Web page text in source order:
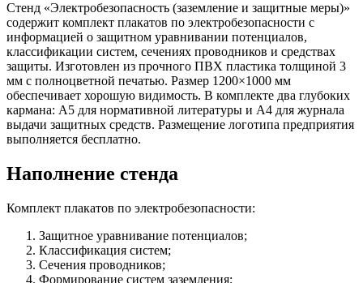
Стенд «Электробезопасность (заземление и защитные меры)»
содержит комплект плакатов по электробезопасности с
информацией о защитном уравнивании потенциалов,
классификации систем, сечениях проводников и средствах
защиты. Изготовлен из прочного ПВХ пластика толщиной 3
мм с полноцветной печатью. Размер 1200×1000 мм
обеспечивает хорошую видимость. В комплекте два глубоких
кармана: А5 для нормативной литературы и А4 для журнала
выдачи защитных средств. Размещение логотипа предприятия
выполняется бесплатно.
Наполнение стенда
Комплект плакатов по электробезопасности:
Защитное уравнивание потенциалов;
Классификация систем;
Сечения проводников;
Формирование систем заземления;